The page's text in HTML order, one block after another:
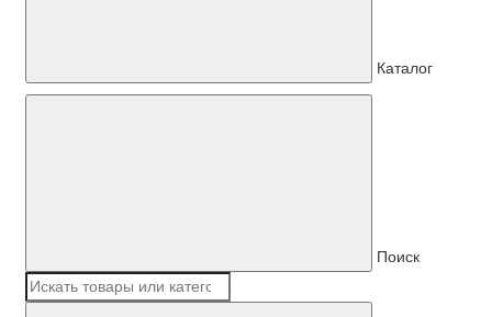
Каталог
Поиск